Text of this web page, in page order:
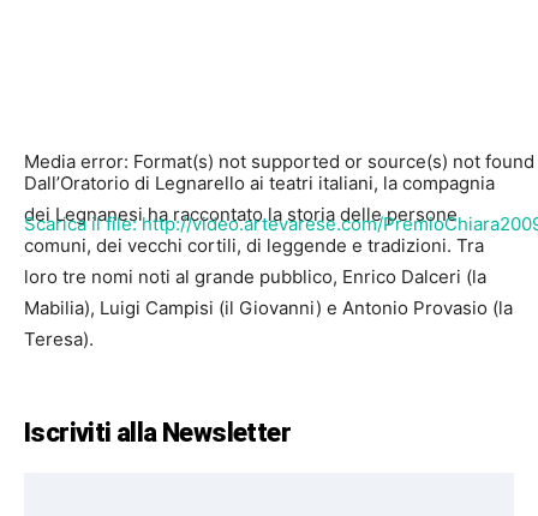
Media error: Format(s) not supported or source(s) not found
Scarica il file: http://video.artevarese.com/
00:00
Dall’Oratorio di Legnarello ai teatri italiani, la compagnia
dei Legnanesi ha raccontato la storia delle persone
comuni, dei vecchi cortili, di leggende e tradizioni. Tra
loro tre nomi noti al grande pubblico, Enrico Dalceri (la
Mabilia), Luigi Campisi (il Giovanni) e Antonio Provasio (la
Teresa).
Iscriviti alla Newsletter